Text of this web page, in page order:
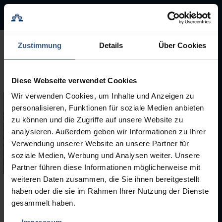
Zustimmung Details Über Cookies
Diese Webseite verwendet Cookies
Wir verwenden Cookies, um Inhalte und Anzeigen zu
personalisieren, Funktionen für soziale Medien anbieten
zu können und die Zugriffe auf unsere Website zu
analysieren. Außerdem geben wir Informationen zu Ihrer
Verwendung unserer Website an unsere Partner für
soziale Medien, Werbung und Analysen weiter. Unsere
Partner führen diese Informationen möglicherweise mit
weiteren Daten zusammen, die Sie ihnen bereitgestellt
haben oder die sie im Rahmen Ihrer Nutzung der Dienste
gesammelt haben.
Resultado de la busqueda
Servicio
Marcas